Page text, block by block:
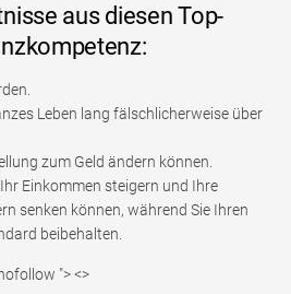
aus diesen Top-
Leben lang fälschlicherweise über
zum Geld ändern können.
Einkommen steigern und Ihre
senken können, während Sie Ihren
beibehalten.
"> <>